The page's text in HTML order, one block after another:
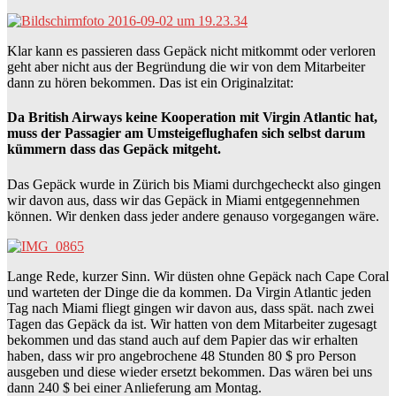
Klar kann es passieren dass Gepäck nicht mitkommt oder verloren
geht aber nicht aus der Begründung die wir von dem Mitarbeiter
dann zu hören bekommen. Das ist ein Originalzitat:
Da British Airways keine Kooperation mit Virgin Atlantic hat,
muss der Passagier am Umsteigeflughafen sich selbst darum
kümmern dass das Gepäck mitgeht.
Das Gepäck wurde in Zürich bis Miami durchgecheckt also gingen
wir davon aus, dass wir das Gepäck in Miami entgegennehmen
können. Wir denken dass jeder andere genauso vorgegangen wäre.
Lange Rede, kurzer Sinn. Wir düsten ohne Gepäck nach Cape Coral
und warteten der Dinge die da kommen. Da Virgin Atlantic jeden
Tag nach Miami fliegt gingen wir davon aus, dass spät. nach zwei
Tagen das Gepäck da ist. Wir hatten von dem Mitarbeiter zugesagt
bekommen und das stand auch auf dem Papier das wir erhalten
haben, dass wir pro angebrochene 48 Stunden 80 $ pro Person
ausgeben und diese wieder ersetzt bekommen. Das wären bei uns
dann 240 $ bei einer Anlieferung am Montag.